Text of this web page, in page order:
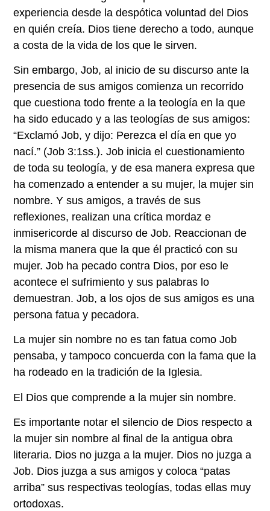
experiencia desde la despótica voluntad del Dios
en quién creía. Dios tiene derecho a todo, aunque
a costa de la vida de los que le sirven.
Sin embargo, Job, al inicio de su discurso ante la
presencia de sus amigos comienza un recorrido
que cuestiona todo frente a la teología en la que
ha sido educado y a las teologías de sus amigos:
“Exclamó Job, y dijo: Perezca el día en que yo
nací.” (Job 3:1ss.). Job inicia el cuestionamiento
de toda su teología, y de esa manera expresa que
ha comenzado a entender a su mujer, la mujer sin
nombre. Y sus amigos, a través de sus
reflexiones, realizan una crítica mordaz e
inmisericorde al discurso de Job. Reaccionan de
la misma manera que la que él practicó con su
mujer. Job ha pecado contra Dios, por eso le
acontece el sufrimiento y sus palabras lo
demuestran. Job, a los ojos de sus amigos es una
persona fatua y pecadora.
La mujer sin nombre no es tan fatua como Job
pensaba, y tampoco concuerda con la fama que la
ha rodeado en la tradición de la Iglesia.
El Dios que comprende a la mujer sin nombre.
Es importante notar el silencio de Dios respecto a
la mujer sin nombre al final de la antigua obra
literaria. Dios no juzga a la mujer. Dios no juzga a
Job. Dios juzga a sus amigos y coloca “patas
arriba” sus respectivas teologías, todas ellas muy
ortodoxas.